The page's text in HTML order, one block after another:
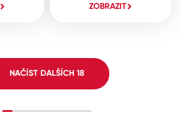
ZOBRAZIT
NAČÍST DALŠÍCH 18